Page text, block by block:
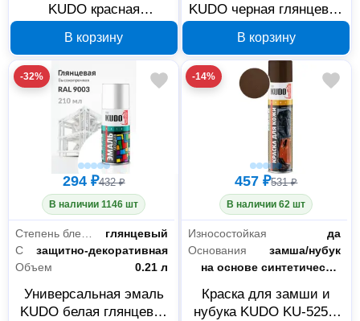
KUDO красная
мл KU-1003.1
В корзину
KUDO черная глянцевая
1002.1
В корзину
-32%
294 ₽432 ₽
В наличии 1146 шт
глянцевый
защитно-декоративная
Объем
0.21 л
Универсальная эмаль
KUDO белая глянцевая
-14%
457 ₽531 ₽
В наличии 62 шт
Износостойкая
да
Основания
замша/нубук
Тип
на основе синтетической смолы
Краска для замши и
нубука KUDO KU-5252,